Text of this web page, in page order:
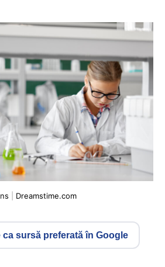
Dreamstime.com
ca sursă preferată în Google